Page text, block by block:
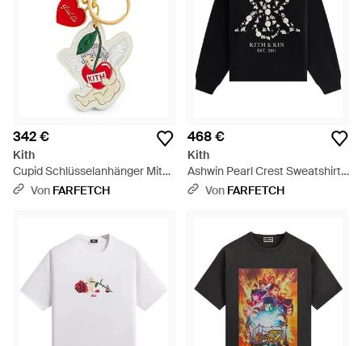
342 €
Kith
Cupid Schlüsselanhänger Mit
Print - Weiß
Von FARFETCH
468 €
Kith
Ashwin Pearl Crest Sweatshirt -
Schwarz
Von FARFETCH